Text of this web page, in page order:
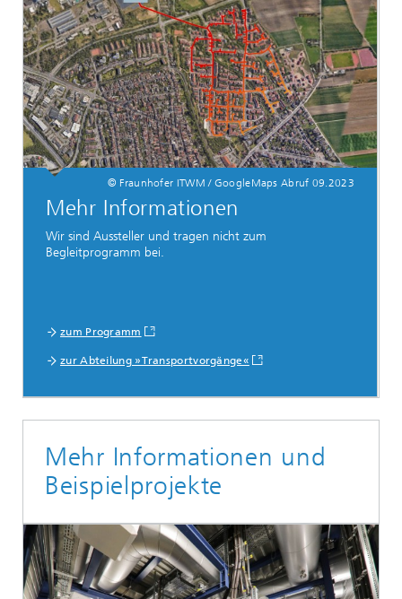
© Fraunhofer ITWM / GoogleMaps Abruf 09.2023
Mehr Informationen
Wir sind Aussteller und tragen nicht zum
Begleitprogramm bei.
zum Programm
zur Abteilung »Transportvorgänge«
Mehr Informationen und
Beispielprojekte